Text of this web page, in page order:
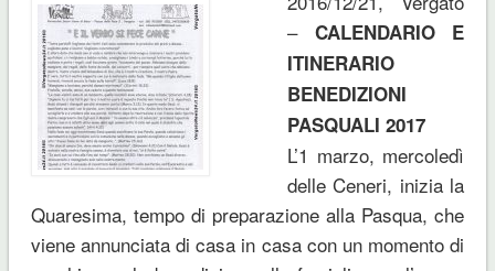
– CALENDARIO E
ITINERARIO
BENEDIZIONI
PASQUALI 2017
L’1 marzo, mercoledì
delle Ceneri, inizia la
Quaresima, tempo di preparazione alla Pasqua, che
viene annunciata di casa in casa con un momento di